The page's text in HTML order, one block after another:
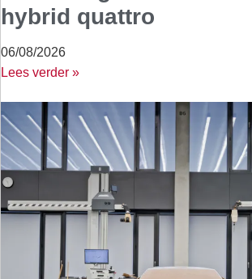
hybrid quattro
06/08/2026
Lees verder »